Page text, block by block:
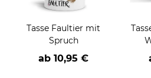
Tasse Faultier mit
Spruch
ab 10,95 €